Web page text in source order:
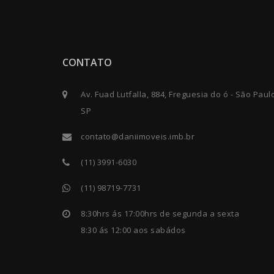
CONTATO
Av. Fuad Lutfalla, 884, Freguesia do ó - São
SP
contato@daniimoveis.imb.br
(11) 3991-6030
(11) 98719-7731
8:30hrs ás 17:00hrs de segunda a sexta
8:30 ás 12:00 aos sabádos